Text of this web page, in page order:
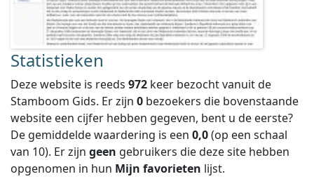
Statistieken
Deze website is reeds 972 keer bezocht vanuit de
Stamboom Gids. Er zijn 0 bezoekers die bovenstaande
website een cijfer hebben gegeven, bent u de eerste?
De gemiddelde waardering is een 0,0(op een schaal
van 10). Er zijn geen gebruikers die deze site hebben
opgenomen in hun Mijn favorieten lijst.